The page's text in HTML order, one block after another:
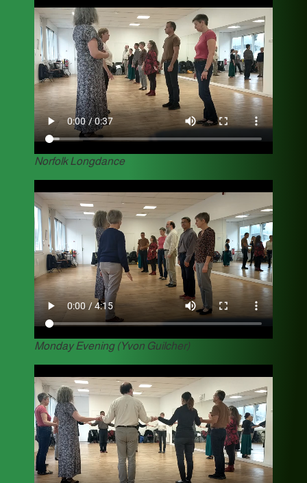
Norfolk Longdance
Monday Evening (Yvon Guilcher)